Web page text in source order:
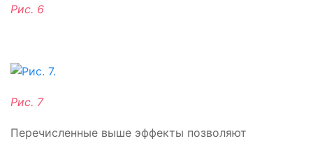
Рис. 6
Рис. 7
Перечисленные выше эффекты позволяют